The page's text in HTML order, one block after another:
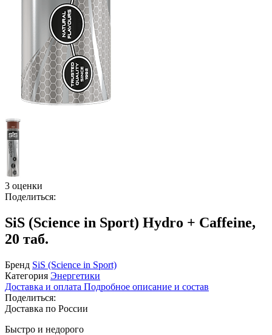
3 оценки
Поделиться:
SiS (Science in Sport) Hydro + Caffeine,
20 таб.
Бренд SiS (Science in Sport)
Категория Энергетики
Доставка и оплата Подробное описание и состав
Поделиться:
Доставка по России
Быстро и недорого